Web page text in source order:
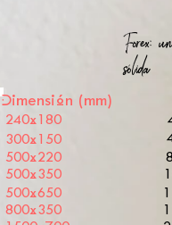
Forex:
sólida
Dimensión (mm)
240x180
300x150
500x220
500x350
500x650
800x350